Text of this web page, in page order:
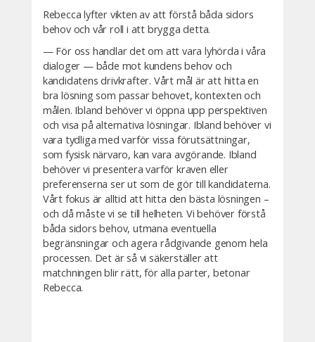
Rebecca lyfter vikten av att förstå båda sidors
behov och vår roll i att brygga detta.
— För oss handlar det om att vara lyhörda i våra
dialoger — både mot kundens behov och
kandidatens drivkrafter. Vårt mål är att hitta en
bra lösning som passar behovet, kontexten och
målen. Ibland behöver vi öppna upp perspektiven
och visa på alternativa lösningar. Ibland behöver vi
vara tydliga med varför vissa förutsättningar,
som fysisk närvaro, kan vara avgörande. Ibland
behöver vi presentera varför kraven eller
preferenserna ser ut som de gör till kandidaterna.
Vårt fokus är alltid att hitta den bästa lösningen –
och då måste vi se till helheten. Vi behöver förstå
båda sidors behov, utmana eventuella
begränsningar och agera rådgivande genom hela
processen. Det är så vi säkerställer att
matchningen blir rätt, för alla parter, betonar
Rebecca.